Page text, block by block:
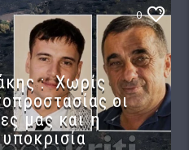
0
: Χωρίς
οι
μας και η